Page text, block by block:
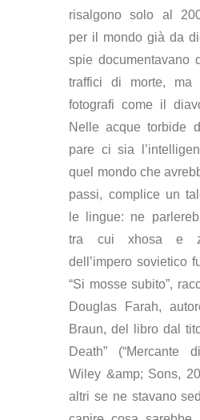
risalgono solo al
per il mondo già da
spie documentavano
traffici di morte, ma
fotografi come il
Nelle acque torbide
pare ci sia
quel mondo che
passi, complice un
le lingue: ne
tra cui xhosa e
dell’impero sovietico
“Si mosse subito”,
Douglas Farah,
Braun, del libro dal
Death” (“Mercante
Wiley &amp; Sons,
altri se ne stavano